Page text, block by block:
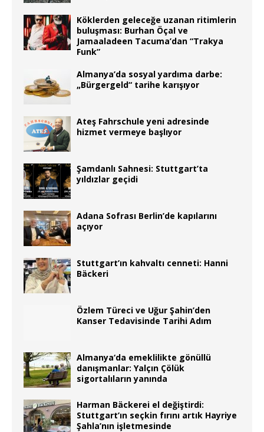
Köklerden geleceğe uzanan ritimlerin
buluşması: Burhan Öçal ve
Jamaaladeen Tacuma’dan “Trakya
Funk”
Almanya’da sosyal yardıma darbe:
„Bürgergeld“ tarihe karışıyor
Ateş Fahrschule yeni adresinde
hizmet vermeye başlıyor
Şamdanlı Sahnesi: Stuttgart’ta
yıldızlar geçidi
Adana Sofrası Berlin’de kapılarını
açıyor
Stuttgart’ın kahvaltı cenneti: Hanni
Bäckeri
Özlem Türeci ve Uğur Şahin’den
Kanser Tedavisinde Tarihi Adım
Almanya‘da emeklilikte gönüllü
danışmanlar: Yalçın Çölük
sigortalıların yanında
Harman Bäckerei el değiştirdi:
Stuttgart’ın seçkin fırını artık Hayriye
Şahla’nın işletmesinde